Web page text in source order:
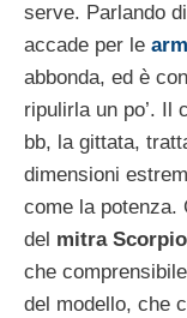
serve. Parlando
accade per le
abbonda, ed è
ripulirla un po’. Il
bb, la gittata,
dimensioni
come la potenza.
del mitra
che
del modello, che